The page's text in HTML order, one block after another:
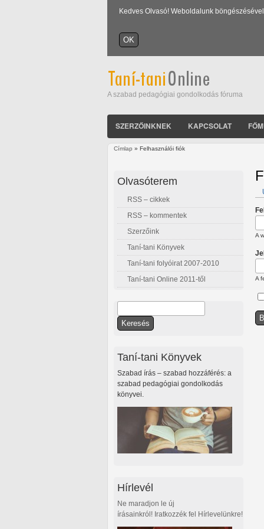
Kedves Olvasó! Weboldalunk
A szabad pedagógiai gondolkodás fóruma
SZERZŐINKNEK KAPCSOLAT
Címlap » Felhasználói fiók
A
A
Olvasóterem
RSS – cikkek
RSS – kommentek
Szerzőink
Taní-tani Könyvek
Taní-tani folyóirat 2007-2010
Taní-tani Online 2011-től
Keresés űrlap
Taní-tani Könyvek
Szabad írás – szabad hozzáférés: a
szabad pedagógiai gondolkodás
könyvei.
Hírlevél
Ne maradjon le új
írásainkról! Iratkozzék fel Hírlevelünkre!